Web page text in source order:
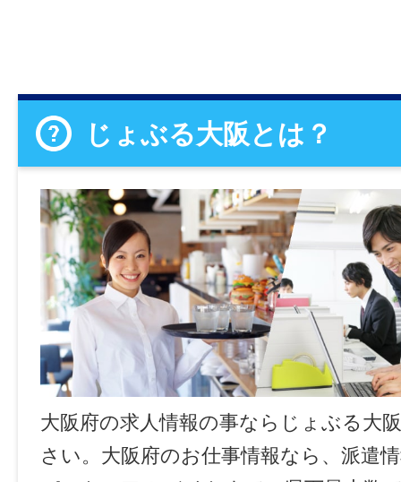
じょぶる大阪とは？
大阪府の求人情報の事ならじょぶる大
さい。大阪府のお仕事情報なら、派遣